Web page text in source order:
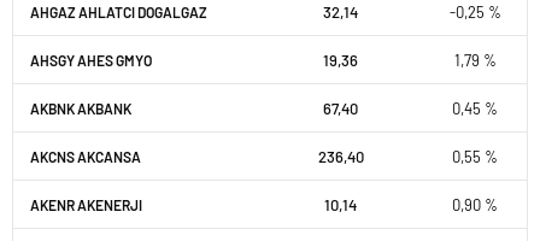
AHGAZ AHLATCI DOGALGAZ 32,14 -0,25 %
AHSGY AHES GMYO 19,36 1,79 %
AKBNK AKBANK 67,40 0,45 %
AKCNS AKCANSA 236,40 0,55 %
AKENR AKENERJI 10,14 0,90 %